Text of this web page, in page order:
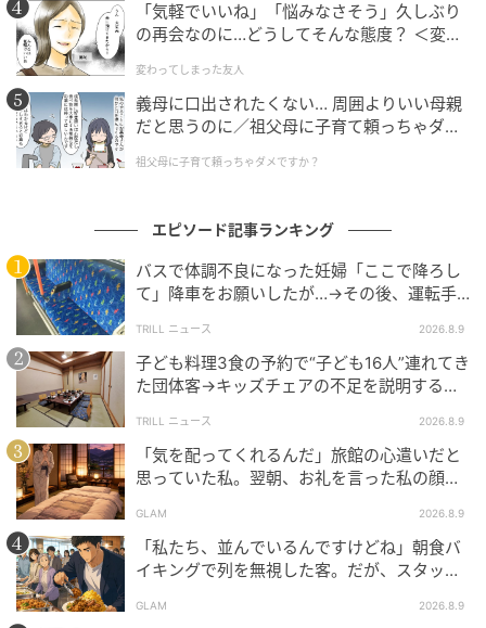
「気軽でいいね」「悩みなさそう」久しぶり
の再会なのに…どうしてそんな態度？ ＜変わ
日には】
変わってしまった友人
義母に口出されたくない… 周囲よりいい母親
だと思うのに／祖父母に子育て頼っちゃダメ
んが】
祖父母に子育て頼っちゃダメですか？
エピソード記事ランキング
バスで体調不良になった妊婦「ここで降ろし
て」降車をお願いしたが…→その後、運転手
TRILL ニュース 2026.8.9
子ども料理3食の予約で“子ども16人”連れてき
た団体客→キッズチェアの不足を説明する
る」
TRILL ニュース 2026.8.9
「気を配ってくれるんだ」旅館の心遣いだと
思っていた私。翌朝、お礼を言った私の顔色
GLAM 2026.8.9
「私たち、並んでいるんですけどね」朝食バ
イキングで列を無視した客。だが、スタッフ
GLAM 2026.8.9